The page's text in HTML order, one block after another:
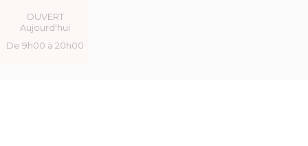
OUVERT
Aujourd'hui
De 9h00 à 20h00